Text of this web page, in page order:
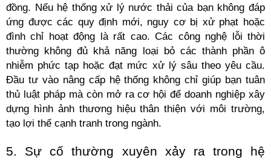
đồng. Nếu hệ thống xử lý nước thải của bạn không đáp
ứng được các quy định mới, nguy cơ bị xử phạt hoặc
đình chỉ hoạt động là rất cao. Các công nghệ lỗi thời
thường không đủ khả năng loại bỏ các thành phần ô
nhiễm phức tạp hoặc đạt mức xử lý sâu theo yêu cầu.
Đầu tư vào nâng cấp hệ thống không chỉ giúp bạn tuân
thủ luật pháp mà còn mở ra cơ hội để doanh nghiệp xây
dựng hình ảnh thương hiệu thân thiện với môi trường,
tạo lợi thế cạnh tranh trong ngành.
5. Sự cố thường xuyên xảy ra trong hệ